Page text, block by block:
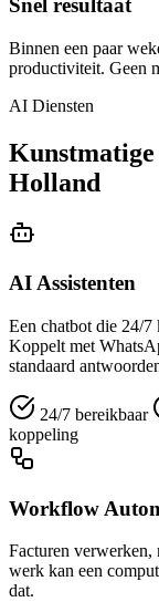
Snel resultaat
Binnen een paar
productiviteit. Geen
AI Diensten
Holland
AI Assistenten
Een chatbot die 24/7
Koppelt met
standaard
24/7 bereikbaar
koppeling
Workflow
Facturen verwerken,
werk kan een
dat.